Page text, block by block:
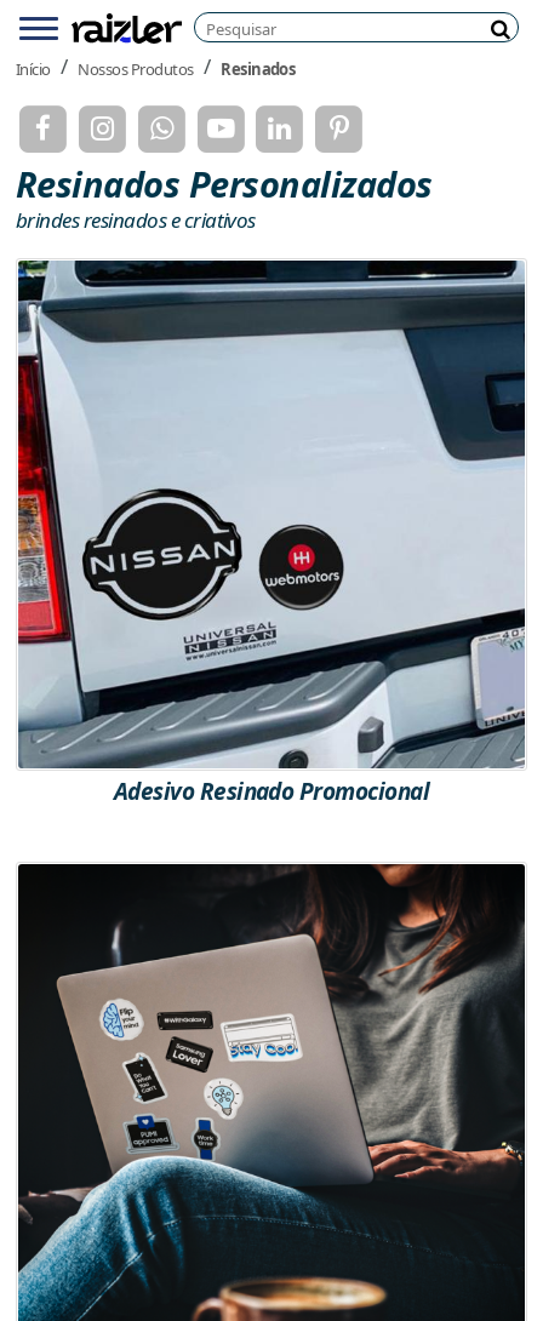
Menu Pesquisar
Início Nossos Produtos Resinados
Resinados Personalizados
brindes resinados e criativos
Adesivo Resinado Promocional